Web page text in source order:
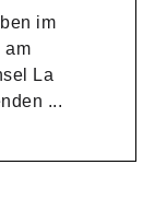
im
am
La
...